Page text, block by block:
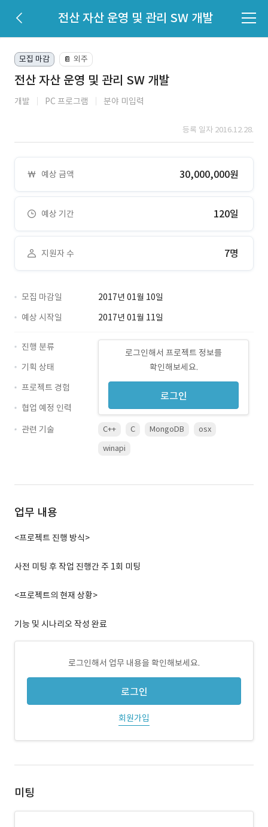
전산 자산 운영 및 관리 SW 개발
모집 마감 📔 외주
전산 자산 운영 및 관리 SW 개발
개발 PC 프로그램 분야 미입력
등록 일자 2016.12.28.
예상 금액 30,000,000원
예상 기간 120일
지원자 수 7명
모집 마감일
2017년 01월 10일
예상 시작일
2017년 01월 11일
로그인해서 프로젝트 정보를
확인해보세요.
로그인
진행 분류
기획 상태
프로젝트 경험
협업 예정 인력
관련 기술
C++ C MongoDB
osx
winapi
업무 내용
<프로젝트 진행 방식>
사전 미팅 후 작업 진행간 주 1회 미팅
<프로젝트의 현재 상황>
기능 및 시나리오 작성 완료
로그인해서 업무 내용을 확인해보세요.
로그인
회원가입
미팅